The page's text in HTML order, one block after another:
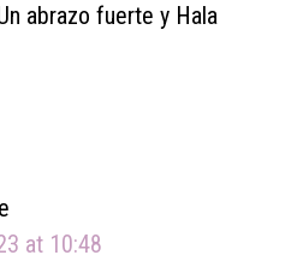
abrazo fuerte y Hala
at 10:48